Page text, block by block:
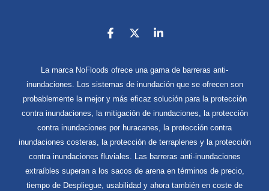
La marca NoFloods ofrece una gama de barreras anti-
inundaciones. Los sistemas de inundación que se ofrecen son
probablemente la mejor y más eficaz solución para la protección
contra inundaciones, la mitigación de inundaciones, la protección
contra inundaciones por huracanes, la protección contra
inundaciones costeras, la protección de terraplenes y la protección
contra inundaciones fluviales. Las barreras anti-inundaciones
extraíbles superan a los sacos de arena en términos de precio,
tiempo de Despliegue, usabilidad y ahora también en coste de